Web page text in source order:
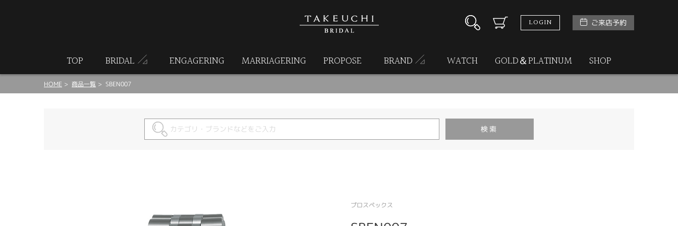
LOGIN ご来店予約
TOP BRIDAL ENGAGERING MARRIAGERING PROPOSE BRAND WATCH GOLD＆PLATINUM SHOP
HOME 商品一覧 SBEN007
プロスペックス